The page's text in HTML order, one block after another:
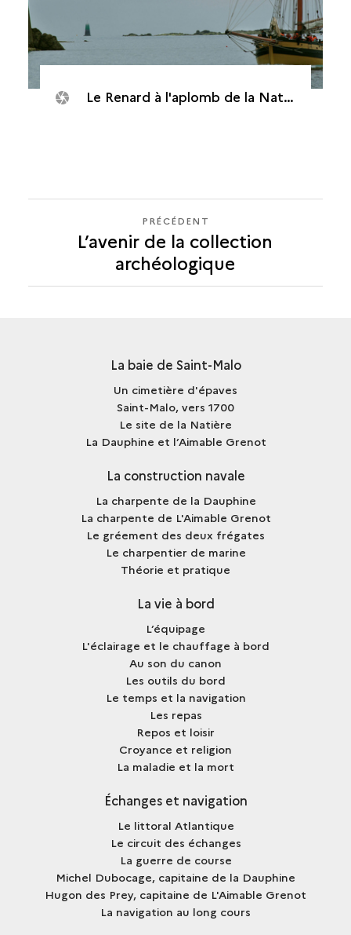
Le Renard à l'aplomb de la Natière
PRÉCÉDENT
PRÉCÉDENT
L’avenir de la collection
archéologique
La baie de Saint-Malo
Un cimetière d'épaves
Saint-Malo, vers 1700
Le site de la Natière
La Dauphine et l’Aimable Grenot
La construction navale
La charpente de la Dauphine
La charpente de L'Aimable Grenot
Le gréement des deux frégates
Le charpentier de marine
Théorie et pratique
La vie à bord
L’équipage
L'éclairage et le chauffage à bord
Au son du canon
Les outils du bord
Le temps et la navigation
Les repas
Repos et loisir
Croyance et religion
La maladie et la mort
Échanges et navigation
Le littoral Atlantique
Le circuit des échanges
La guerre de course
Michel Dubocage, capitaine de la Dauphine
Hugon des Prey, capitaine de L'Aimable Grenot
La navigation au long cours